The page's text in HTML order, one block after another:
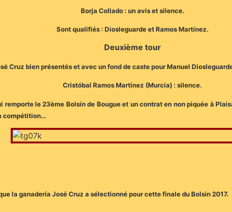
Borja Collado : un avis et silence.
Sont qualifiés : Diosleguarde et Ramos Martínez.
Deuxième tour
Cruz bien présentés et avec un fond de caste pour Manuel
Cristóbal Ramos Martínez (Murcia) : silence.
remporte le 23ème Bolsín de Bougue et un contrat en non piquée à
compétition…
la ganadería José Cruz a sélectionné pour cette finale du Bolsín 2017.